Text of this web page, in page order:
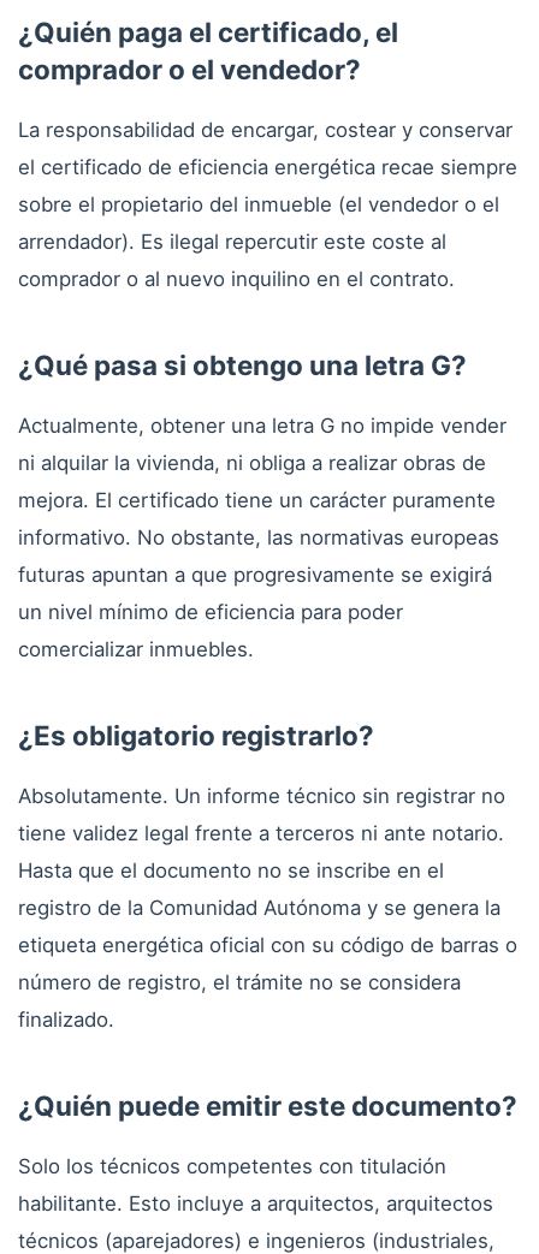
¿Quién paga el certificado, el
comprador o el vendedor?
La responsabilidad de encargar, costear y conservar
el certificado de eficiencia energética recae siempre
sobre el propietario del inmueble (el vendedor o el
arrendador). Es ilegal repercutir este coste al
comprador o al nuevo inquilino en el contrato.
¿Qué pasa si obtengo una letra G?
Actualmente, obtener una letra G no impide vender
ni alquilar la vivienda, ni obliga a realizar obras de
mejora. El certificado tiene un carácter puramente
informativo. No obstante, las normativas europeas
futuras apuntan a que progresivamente se exigirá
un nivel mínimo de eficiencia para poder
comercializar inmuebles.
¿Es obligatorio registrarlo?
Absolutamente. Un informe técnico sin registrar no
tiene validez legal frente a terceros ni ante notario.
Hasta que el documento no se inscribe en el
registro de la Comunidad Autónoma y se genera la
etiqueta energética oficial con su código de barras o
número de registro, el trámite no se considera
finalizado.
¿Quién puede emitir este documento?
Solo los técnicos competentes con titulación
habilitante. Esto incluye a arquitectos, arquitectos
técnicos (aparejadores) e ingenieros (industriales,